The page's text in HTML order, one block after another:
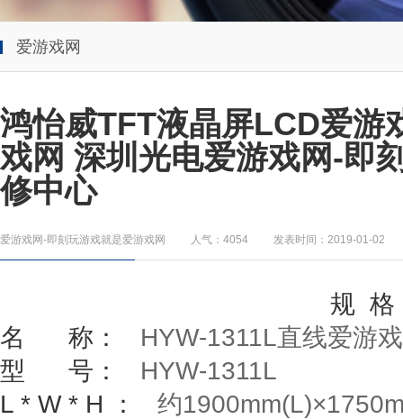
爱游戏网
鸿怡威TFT液晶屏LCD爱游
戏网 深圳光电爱游戏网-即
修中心
爱游戏网-即刻玩游戏就是爱游戏网 人气：4054 发表时间：2019-01-02
规 格
名
称： HYW-1311L直线爱游
型
号：
HYW-1311L
L * W * H
： 约1900mm(L)×